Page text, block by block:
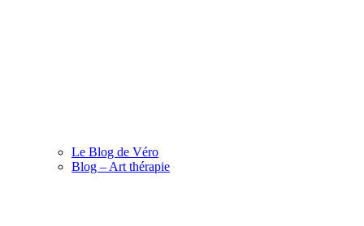
Le Blog de Véro
Blog – Art thérapie